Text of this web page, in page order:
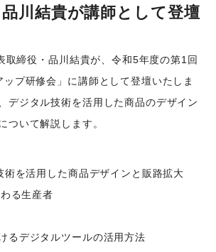
川結貴が講師として登壇
取締役・品川結貴が、令和5年度の第1回
ップ研修会」に講師として登壇いたしま
デジタル技術を活用した商品のデザイン
ついて解説します。
術を活用した商品デザインと販路拡大
る生産者
るデジタルツールの活用方法